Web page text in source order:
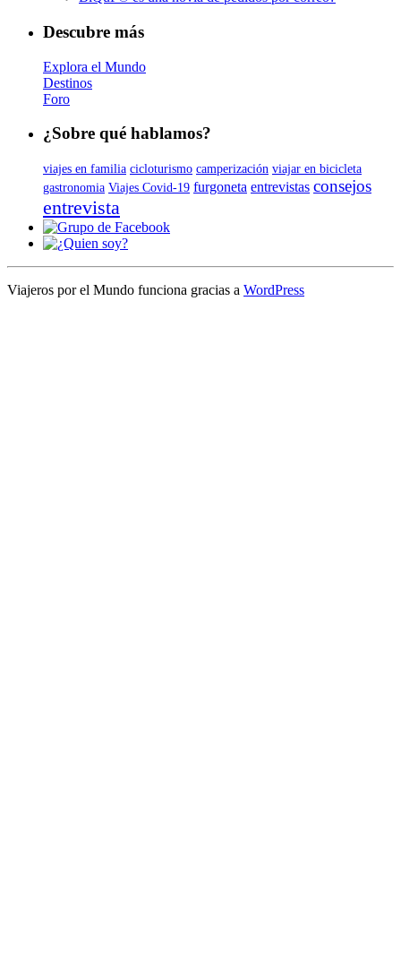
Descubre más
Explora el Mundo
Destinos
Foro
¿Sobre qué hablamos?
viajes en familia cicloturismo camperización viajar en bicicleta
gastronomia Viajes Covid-19 furgoneta entrevistas consejos
entrevista
Viajeros por el Mundo funciona gracias a WordPress